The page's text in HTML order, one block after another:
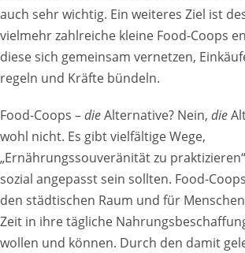
auch sehr wichtig. Ein weiteres Ziel ist
vielmehr zahlreiche kleine Food-Coops
diese sich gemeinsam vernetzen,
regeln und Kräfte bündeln.
Food-Coops –dieAlternative? Nein, die
wohl nicht. Es gibt vielfältige Wege,
„Ernährungssouveränität zu
sozial angepasst sein sollten. Food-
den städtischen Raum und für
Zeit in ihre tägliche
wollen und können. Durch den damit